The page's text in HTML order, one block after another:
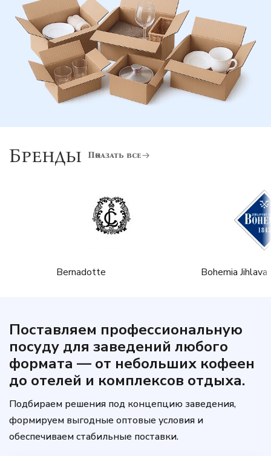
Бренды Показать все
Bernadotte Bohemia Jihlava
Поставляем профессиональную
посуду для заведений любого
формата — от небольших кофеен
до отелей и комплексов отдыха.
Подбираем решения под концепцию заведения,
формируем выгодные оптовые условия и
обеспечиваем стабильные поставки.